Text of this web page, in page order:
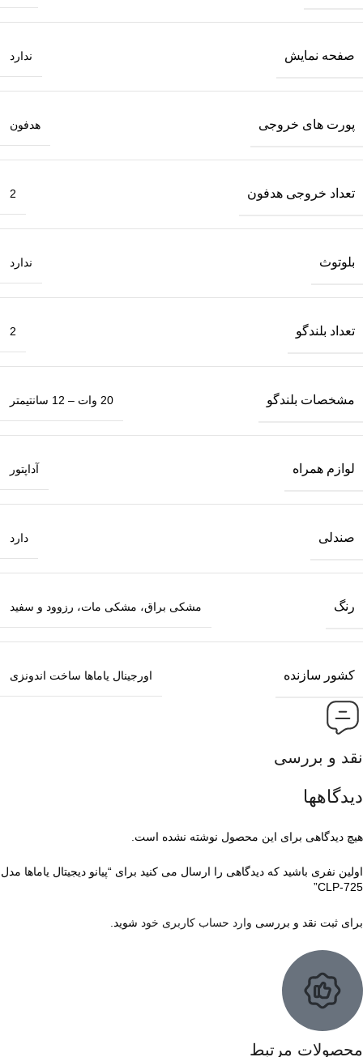
صفحه نمایش ندارد
پورت های خروجی هدفون
تعداد خروجی هدفون 2
بلوتوث ندارد
تعداد بلندگو 2
مشخصات بلندگو 20 وات – 12 سانتیمتر
لوازم همراه آداپتور
صندلی دارد
رنگ مشکی براق، مشکی مات، رزوود و سفید
کشور سازنده اورجینال یاماها ساخت اندونزی
نقد و بررسی
دیدگاهها
هیچ دیدگاهی برای این محصول نوشته نشده است.
اولین نفری باشید که دیدگاهی را ارسال می کنید برای “پیانو دیجیتال یاماها مدل
CLP-725”
برای ثبت نقد و بررسی وارد حساب کاربری خود شوید.
محصولات مرتبط